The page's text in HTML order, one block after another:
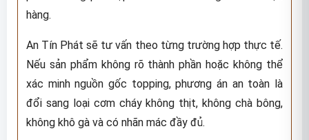
hàng.
An Tín Phát sẽ tư vấn theo từng trường hợp thực tế.
Nếu sản phẩm không rõ thành phần hoặc không thể
xác minh nguồn gốc topping, phương án an toàn là
đổi sang loại cơm cháy không thịt, không chà bông,
không khô gà và có nhãn mác đầy đủ.